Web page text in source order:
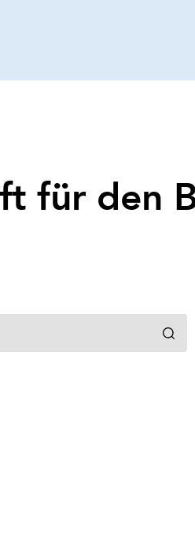
für den